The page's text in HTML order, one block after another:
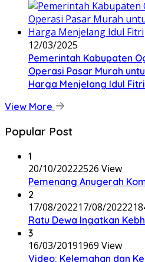
12/03/2025
Pemerintah Kabupaten
Operasi Pasar Murah
Harga Menjelang Idul Fitri
View More
Popular Post
1
20/10/20222526 View
Pemenang Anugerah
2
17/08/202217/08/2022
Ratu Dewa Ingatkan
3
16/03/20191969 View
Video: Kelemahan dan